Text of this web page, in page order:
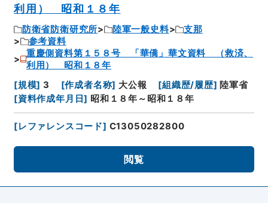
利用） 昭和１８年
防衛省防衛研究所 陸軍一般史料
支那
参考資料
重慶側資料第１５８号 「華僑」華文資料 （救済、
利用） 昭和１８年
[規模] 3 [作成者名称] 大公報 [組織歴/履歴] 陸軍省
[資料作成年月日] 昭和１８年～昭和１８年
[レファレンスコード] C13050282800
閲覧